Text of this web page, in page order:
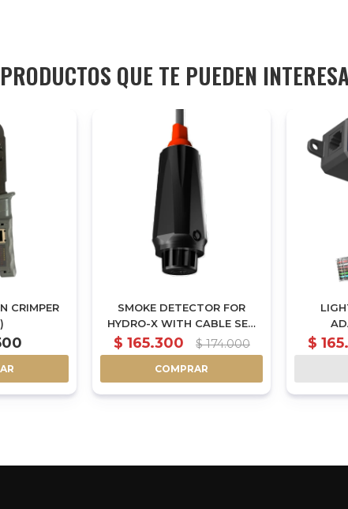
PRODUCTOS QUE TE PUEDEN
CRIMPER
SMOKE DETECTOR FOR
HYDRO-X WITH CABLE SET
(MBS-SD)
$ 165.300 $ 174.000
COMPRAR
$